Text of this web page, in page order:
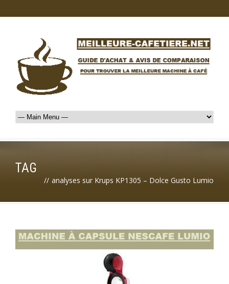
TAG
// analyses sur Krups KP1305 – Dolce Gusto Lumio